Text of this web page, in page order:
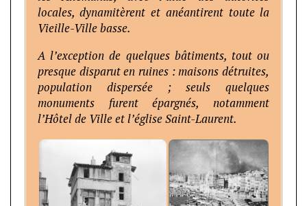
locales, dynamitèrent et anéantirent toute la
Vieille-Ville basse.
A l’exception de quelques bâtiments, tout ou
presque disparut en ruines : maisons détruites,
population dispersée ; seuls quelques
monuments furent épargnés, notamment
l’Hôtel de Ville et l’église Saint-Laurent.